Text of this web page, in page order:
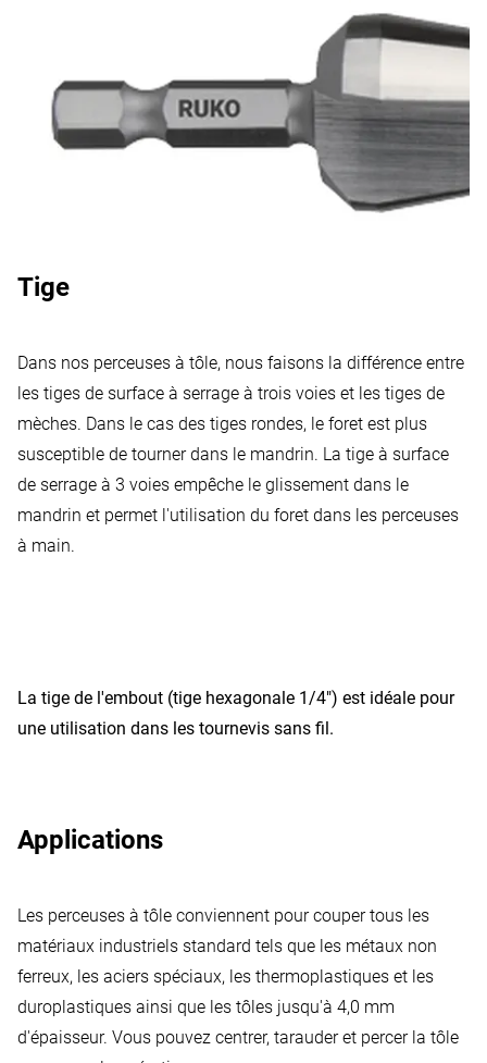
Tige
Dans nos perceuses à tôle, nous faisons la différence entre
les tiges de surface à serrage à trois voies et les tiges de
mèches. Dans le cas des tiges rondes, le foret est plus
susceptible de tourner dans le mandrin. La tige à surface
de serrage à 3 voies empêche le glissement dans le
mandrin et permet l'utilisation du foret dans les perceuses
à main.
La tige de l'embout (tige hexagonale 1/4") est idéale pour
une utilisation dans les tournevis sans fil.
Applications
Les perceuses à tôle conviennent pour couper tous les
matériaux industriels standard tels que les métaux non
ferreux, les aciers spéciaux, les thermoplastiques et les
duroplastiques ainsi que les tôles jusqu'à 4,0 mm
d'épaisseur. Vous pouvez centrer, tarauder et percer la tôle